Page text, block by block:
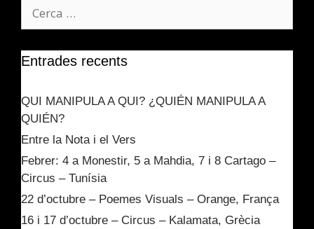
Entrades recents
QUI MANIPULA A QUI? ¿QUIÉN MANIPULA A
QUIÉN?
Entre la Nota i el Vers
Febrer: 4 a Monestir, 5 a Mahdia, 7 i 8 Cartago –
Circus – Tunísia
22 d’octubre – Poemes Visuals – Orange, França
16 i 17 d’octubre – Circus – Kalamata, Grècia